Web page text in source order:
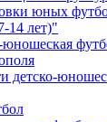
юных
14 лет)"
юношеская
детско-